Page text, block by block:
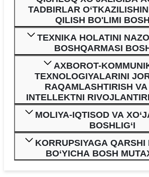
TADBIRLAR
QILISH BO'LIMI
TEXNIKA HOLATINI
BOSHQARMASI
AXBOROT-
TEXNOLOGIYALARINI JORIY
RAQAMLASHTIRISH VA
INTELLEKTNI
MOLIYA-IQTISOD VA
BOSHLIG‘I
KORRUPSIYAGA QARSHI
BO‘YICHA BOSH